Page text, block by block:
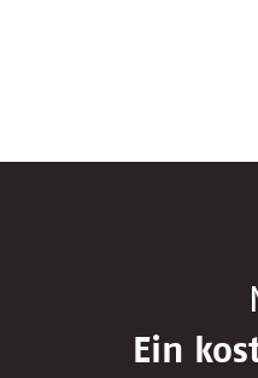
Ein